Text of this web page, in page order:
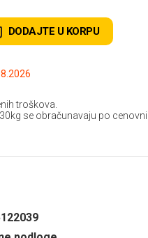
DODAJTE U KORPU
do: 15.08.2026
troškova.
se obračunavaju po